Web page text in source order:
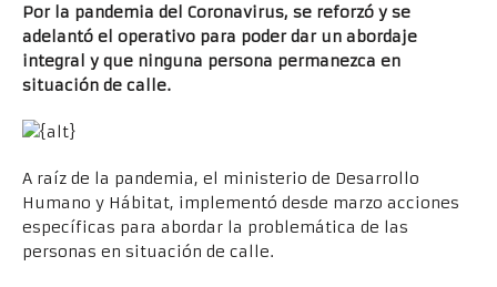
Por la pandemia del Coronavirus, se reforzó y se
adelantó el operativo para poder dar un abordaje
integral y que ninguna persona permanezca en
situación de calle.
A raíz de la pandemia, el ministerio de Desarrollo
Humano y Hábitat, implementó desde marzo acciones
específicas para abordar la problemática de las
personas en situación de calle.